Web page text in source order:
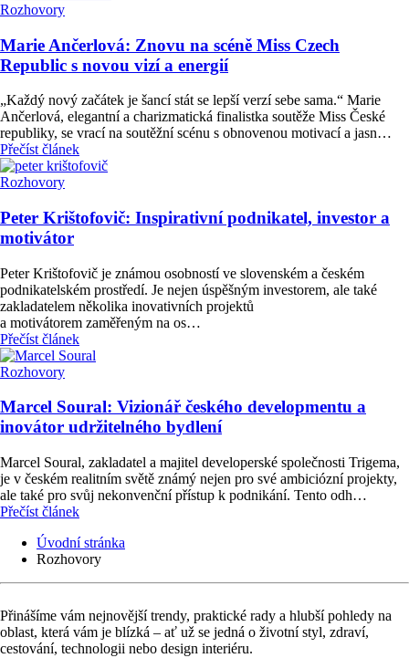
Rozhovory
Marie Ančerlová: Znovu na scéně Miss Czech
Republic s novou vizí a energií
„Každý nový začátek je šancí stát se lepší verzí sebe sama.“ Marie
Ančerlová, elegantní a charizmatická finalistka soutěže Miss České
republiky, se vrací na soutěžní scénu s obnovenou motivací a jasn…
Přečíst článek
Rozhovory
Peter Krištofovič: Inspirativní podnikatel, investor a
motivátor
Peter Krištofovič je známou osobností ve slovenském a českém
podnikatelském prostředí. Je nejen úspěšným investorem, ale také
zakladatelem několika inovativních projektů
a motivátorem zaměřeným na os…
Přečíst článek
Rozhovory
Marcel Soural: Vizionář českého developmentu a
inovátor udržitelného bydlení
Marcel Soural, zakladatel a majitel developerské společnosti Trigema,
je v českém realitním světě známý nejen pro své ambiciózní projekty,
ale také pro svůj nekonvenční přístup k podnikání. Tento odh…
Přečíst článek
Úvodní stránka
Rozhovory
Přinášíme vám nejnovější trendy, praktické rady a hlubší pohledy na
oblast, která vám je blízká – ať už se jedná o životní styl, zdraví,
cestování, technologii nebo design interiéru.